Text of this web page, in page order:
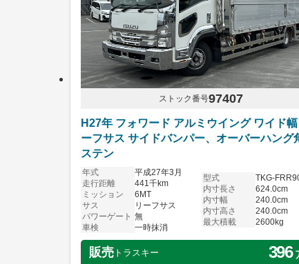
ストック番号97407
H27年 フォワード アルミウイング ワイド幅
ーフサス サイドバンパー、オーバーハング
ステン
年式
平成27年3月
走行距離
441千km
ミッション
6MT
サス
リーフサス
パワーゲート 無
車検
一時抹消
型式
TKG-
内寸長さ
624.0cm
内寸幅
240.0cm
内寸高さ
240.0cm
最大積載
2600kg
販売 トラスキー 396